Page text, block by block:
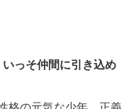
っそ仲間に引き込め